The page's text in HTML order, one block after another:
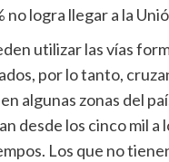
no logra llegar a la
utilizar las vías
por lo tanto,
algunas zonas del
desde los cinco mil
Los que no